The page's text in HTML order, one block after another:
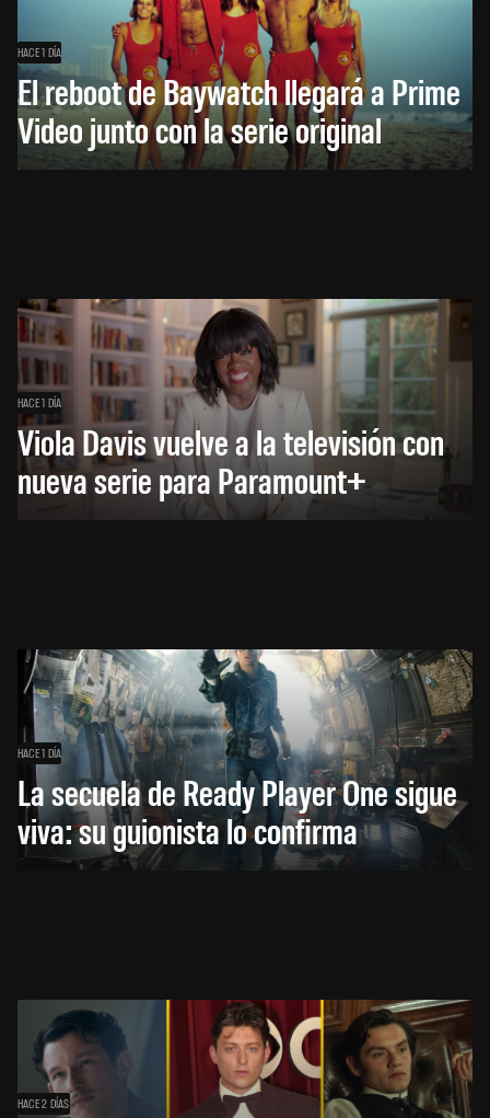
HACE 1 DÍA
El reboot de Baywatch llegará a Prime
Video junto con la serie original
HACE 1 DÍA
Viola Davis vuelve a la televisión con
nueva serie para Paramount+
HACE 1 DÍA
La secuela de Ready Player One sigue
viva: su guionista lo confirma
HACE 2 DÍAS